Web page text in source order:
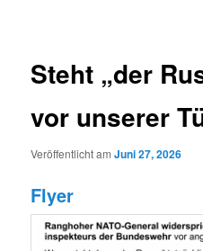
Steht „der
vor unserer
Veröffentlicht amJuni 27, 2026
Flyer